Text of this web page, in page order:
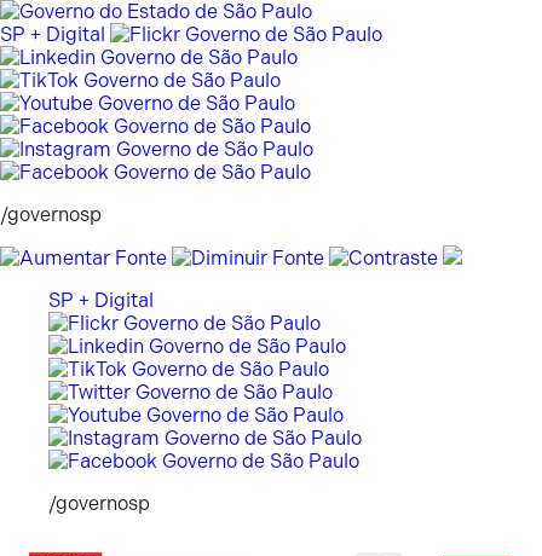
Pular
para
o
conteúdo
SP + Digital
/governosp
SP + Digital
/governosp